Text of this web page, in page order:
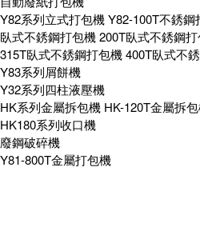
Y82系列立式打包機Y82-100T不銹鋼
臥式不銹鋼打包機200T臥式不銹鋼
315T臥式不銹鋼打包機400T臥式不
Y83系列屑餅機
Y32系列四柱液壓機
HK系列金屬拆包機 HK-120T金屬拆
HK180系列收口機
廢鋼破碎機
Y81-800T金屬打包機